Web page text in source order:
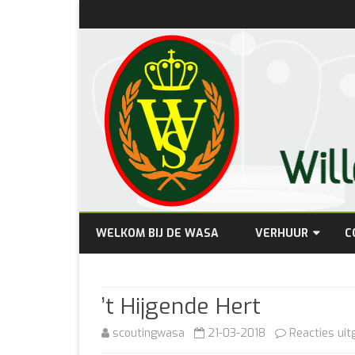
WELKOM BIJ DE WASA VERHUUR
’t Hijgende Hert
scoutingwasa 21-03-2018 Reacties